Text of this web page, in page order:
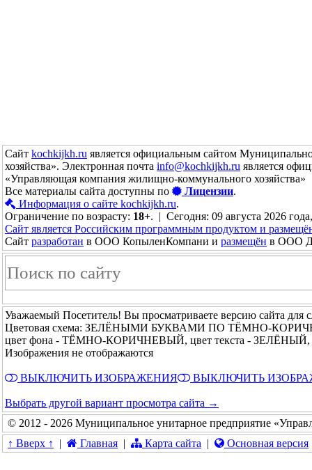
Сайт kochkijkh.ru является официальным сайтом
хозяйства». Электронная почта info@kochkijkh.ru является
«Управляющая компания жилищно-коммунального хозяйства»
Все материалы сайта доступны по
Лицензии.
Информация о сайте kochkijkh.ru.
Ограничение по возрасту: 18+. | Сегодня: 09 августа 2026
Сайт является Российским программным продуктом и
Сайт разработан в ООО КопыленКомпани и размещён в ООО
Уважаемый Посетитель! Вы просматриваете версию сайта для
Цветовая схема: ЗЕЛЁНЫМИ БУКВАМИ ПО ТЁМНО-
цвет фона - ТЁМНО-КОРИЧНЕВЫЙ, цвет текста - ЗЕЛЁНЫЙ,
Изображения не отображаются
ВЫКЛЮЧИТЬ ИЗОБРАЖЕНИЯ ВЫКЛЮЧИТЬ
Выбрать другой вариант просмотра сайта →
© 2012 - 2026 Муниципальное унитарное предприятие
↑ Вверх ↑
| Главная | Карта сайта | Основная версия